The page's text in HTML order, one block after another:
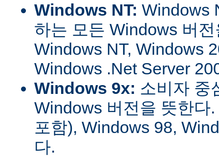
Windows NT: Windows
하는 모든 Windows 버
Windows NT, Windows
Windows .Net Server
Windows 9x: 소비자 중
Windows 버전을 뜻한다
포함), Windows 98,
다.